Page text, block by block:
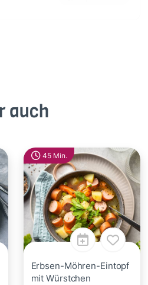
auch
45 Min.
Erbsen-Möhren-Eintopf
mit Würstchen